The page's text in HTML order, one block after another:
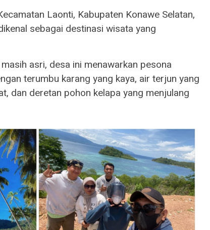
Laonti, Kabupaten Konawe Selatan,
sebagai destinasi wisata yang
asri, desa ini menawarkan pesona
terumbu karang yang kaya, air terjun yang
dan deretan pohon kelapa yang menjulang